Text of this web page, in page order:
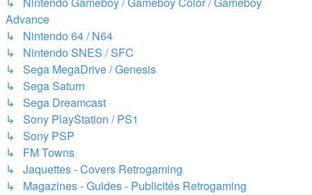
Advance
↳ Nintendo 64 / N64
↳ Nintendo SNES / SFC
↳ Sega MegaDrive / Genesis
↳ Sega Saturn
↳ Sega Dreamcast
↳ Sony PlayStation / PS1
↳ Sony PSP
↳ FM Towns
↳ Jaquettes - Covers Retrogaming
↳ Magazines - Guides - Publicités Retrogaming